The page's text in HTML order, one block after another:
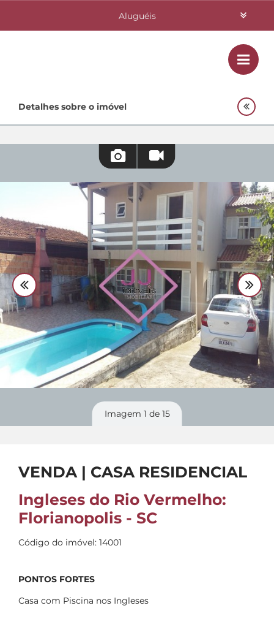
Aluguéis
Investimentos
Quem Somos
Contato
Fale Conosco 48 3364-0079
Plantão 48 99842-0500
Divulgue seu imóvel
Detalhes sobre o imóvel
Imagem 1 de 15
VENDA | CASA RESIDENCIAL
Ingleses do Rio Vermelho:
Florianopolis - SC
Código do imóvel: 14001
PONTOS FORTES
Casa com Piscina nos Ingleses